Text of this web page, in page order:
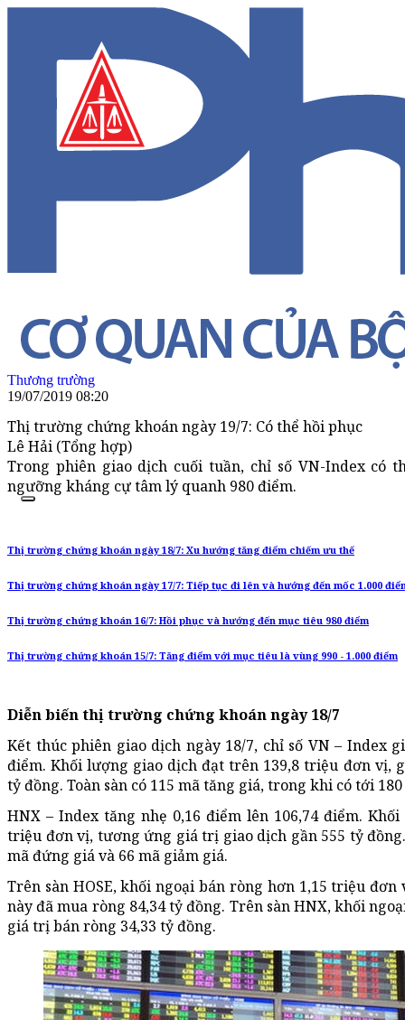
Thương trường
19/07/2019 08:20
Thị trường chứng khoán ngày 19/7: Có thể hồi phục
Lê Hải (Tổng hợp)
Trong phiên giao dịch cuối tuần, chỉ số VN-Index có
ngưỡng kháng cự tâm lý quanh 980 điểm.
Thị trường chứng khoán ngày 18/7: Xu hướng tăng điểm chiếm ưu thế
Thị trường chứng khoán ngày 17/7: Tiếp tục đi lên và hướng đến mốc 1.000
Thị trường chứng khoán 16/7: Hồi phục và hướng đến mục tiêu 980 điểm
Thị trường chứng khoán 15/7: Tăng điểm với mục tiêu là vùng 990 - 1.000 điểm
Diễn biến thị trường chứng khoán ngày 18/7
Kết thúc phiên giao dịch ngày 18/7, chỉ số VN – Index
điểm. Khối lượng giao dịch đạt trên 139,8 triệu đơn vị,
tỷ đồng. Toàn sàn có 115 mã tăng giá, trong khi có tới
HNX – Index tăng nhẹ 0,16 điểm lên 106,74 điểm.
triệu đơn vị, tương ứng giá trị giao dịch gần 555 tỷ đồng.
mã đứng giá và 66 mã giảm giá.
Trên sàn HOSE, khối ngoại bán ròng hơn 1,15 triệu
này đã mua ròng 84,34 tỷ đồng. Trên sàn HNX, khối
giá trị bán ròng 34,33 tỷ đồng.